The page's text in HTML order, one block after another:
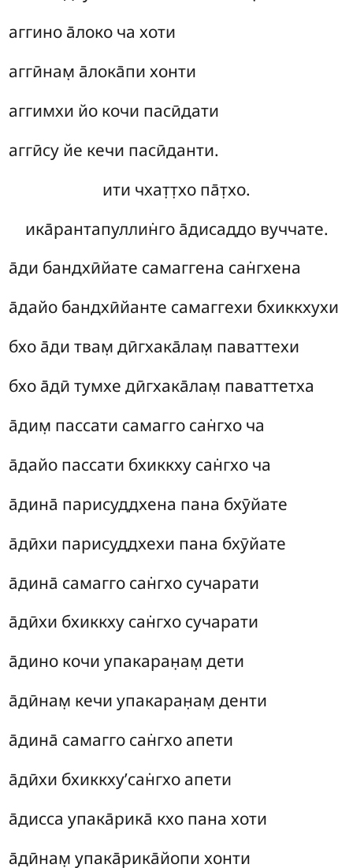
аггино а̄локо ча хоти
аггӣнам̣ а̄лока̄пи хонти
аггимхи йо кочи пасӣдати
аггӣсу йе кечи пасӣданти.
ити чхат̣т̣хо па̄т̣хо.
ика̄рантапуллин̇го а̄дисаддо вуччате.
а̄ди бандхӣйате самаггена сан̇гхена
а̄дайо бандхӣйанте самаггехи бхиккхухи
бхо а̄ди твам̣ дӣгхака̄лам̣ паваттехи
бхо а̄дӣ тумхе дӣгхака̄лам̣ паваттетха
а̄дим̣ пассати самагго сан̇гхо ча
а̄дайо пассати бхиккху сан̇гхо ча
а̄дина̄ парисуддхена пана бхӯйате
а̄дӣхи парисуддхехи пана бхӯйате
а̄дина̄ самагго сан̇гхо сучарати
а̄дӣхи бхиккху сан̇гхо сучарати
а̄дино кочи упакаран̣ам̣ дети
а̄дӣнам̣ кечи упакаран̣ам̣ денти
а̄дина̄ самагго сан̇гхо апети
а̄дӣхи бхиккху’сан̇гхо апети
а̄диссаупака̄рика̄ кхо пана хоти
а̄дӣнам̣ упака̄рика̄йопи хонти